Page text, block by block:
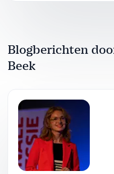
Eerder richtte ik
o.a. Rabobank en
Blogberichten
Beek